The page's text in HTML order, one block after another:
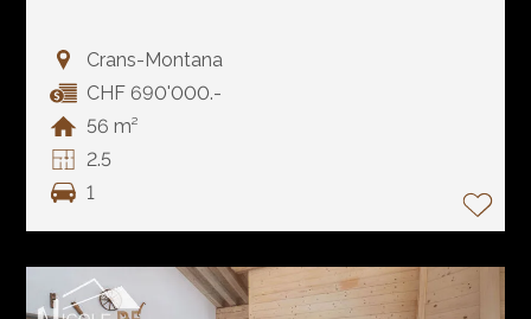
Crans-Montana
CHF 690'000.-
56 m²
2.5
1